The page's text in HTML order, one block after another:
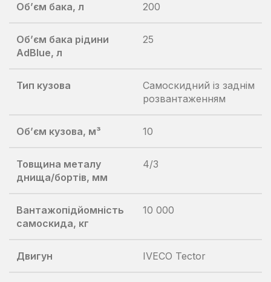
Об’єм бака, л 200
Об’єм бака рідини
AdBlue, л
25
Тип кузова
Самоскидний із заднім
розвантаженням
Об’єм кузова, м³ 10
Товщина металу
днища/бортів, мм
4/3
Вантажопідйомність
самоскида, кг
10 000
Двигун IVECO Tector